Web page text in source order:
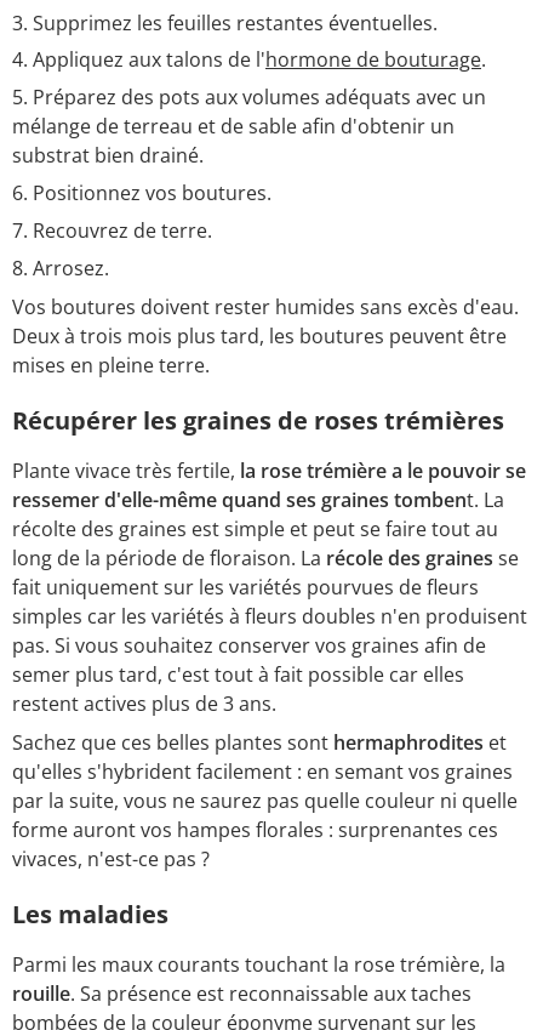
Supprimez les feuilles restantes éventuelles.
Appliquez aux talons de l'hormone de bouturage.
Préparez des pots aux volumes adéquats avec un
mélange de terreau et de sable afin d'obtenir un
substrat bien drainé.
Positionnez vos boutures.
Recouvrez de terre.
Arrosez.
Vos boutures doivent rester humides sans excès d'eau.
Deux à trois mois plus tard, les boutures peuvent être
mises en pleine terre.
Récupérer les graines de roses trémières
Plante vivace très fertile, la rose trémière a le pouvoir se
ressemer d'elle-même quand ses graines tombent. La
récolte des graines est simple et peut se faire tout au
long de la période de floraison. La récole des graines se
fait uniquement sur les variétés pourvues de fleurs
simples car les variétés à fleurs doubles n'en produisent
pas. Si vous souhaitez conserver vos graines afin de
semer plus tard, c'est tout à fait possible car elles
restent actives plus de 3 ans.
Sachez que ces belles plantes sont hermaphrodites et
qu'elles s'hybrident facilement : en semant vos graines
par la suite, vous ne saurez pas quelle couleur ni quelle
forme auront vos hampes florales : surprenantes ces
vivaces, n'est-ce pas ?
Les maladies
Parmi les maux courants touchant la rose trémière, la
rouille. Sa présence est reconnaissable aux taches
bombées de la couleur éponyme survenant sur les